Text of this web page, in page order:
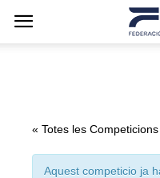
« Totes les Competicions
Aquest competicio ja